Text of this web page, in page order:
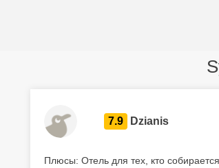
7.9 Dzianis
Плюсы: Отель для тех, кто